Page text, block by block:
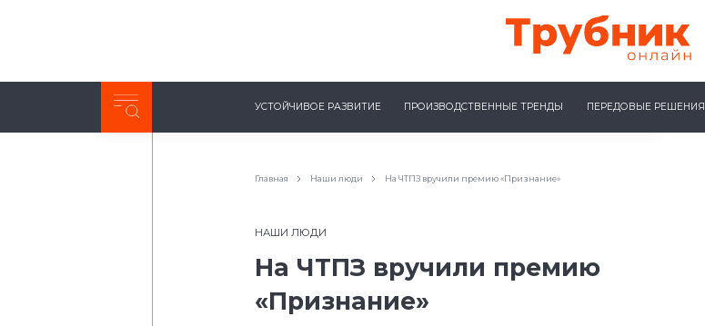
Неделя с ТМК. Выпуск №27 (225)
УСТОЙЧИВОЕ РАЗВИТИЕ ПРОИЗВОДСТВЕННЫЕ ТРЕНДЫ ПЕРЕДОВЫЕ РЕШЕНИЯ
Главная Наши люди На ЧТПЗ вручили премию «Признание»
НАШИ ЛЮДИ
На ЧТПЗ вручили премию
«Признание»